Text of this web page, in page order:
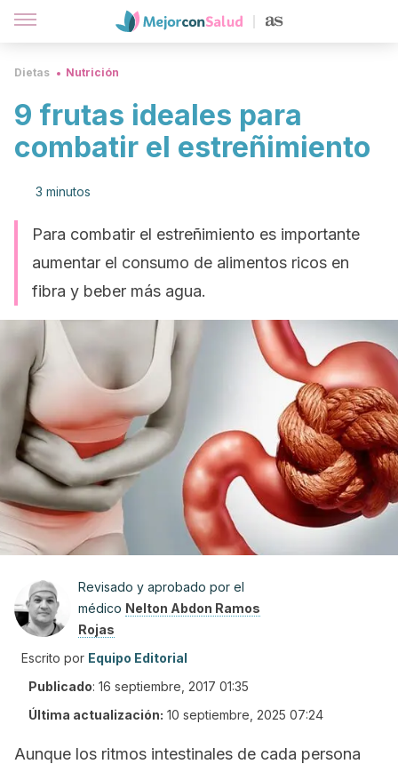
Dietas Nutrición
9 frutas ideales para
combatir el estreñimiento
3 minutos
Para combatir el estreñimiento es importante
aumentar el consumo de alimentos ricos en
fibra y beber más agua.
Revisado y aprobado por el
médico Nelton Abdon Ramos
Rojas
Escrito por Equipo Editorial
Publicado: 16 septiembre, 2017 01:35
Última actualización: 10 septiembre, 2025 07:24
Aunque los ritmos intestinales de cada persona